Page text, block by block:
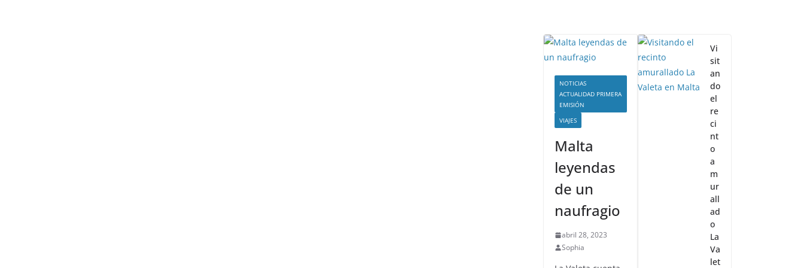
NOTICIAS
ACTUALIDAD PRIMERA
EMISIÓN
VIAJES
Malta
leyendas
de un
naufragio
abril 28, 2023
Sophia
Vi
sit
an
do
el
re
ci
nt
o
a
m
ur
all
ad
o
La
Va
let